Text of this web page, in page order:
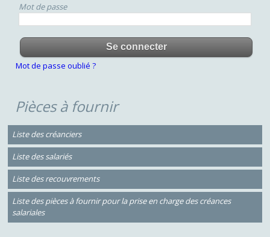
Mot de passe
Mot de passe oublié ?
Pièces à fournir
Liste des créanciers
Liste des salariés
Liste des recouvrements
Liste des pièces à fournir pour la prise en charge des créances
salariales